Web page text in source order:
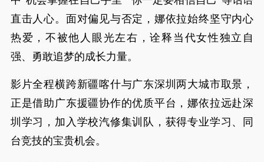
直击人心。面对偏见与否定，娜依拉始终坚守内心
热爱，不被他人眼光左右，诠释当代女性独立自
强、勇敢追梦的成长力量。
影片全程横跨新疆喀什与广东深圳两大城市取景，
正是借助广东援疆协作的优质平台，娜依拉远赴深
圳学习，加入学校汽修集训队，获得专业学习、同
台竞技的宝贵机会。